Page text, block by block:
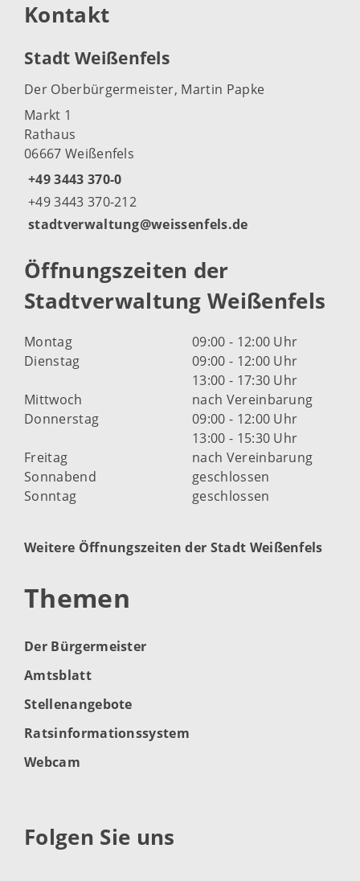
Kontakt
Stadt Weißenfels
Der Oberbürgermeister, Martin Papke
Markt 1
Rathaus
06667 Weißenfels
+49 3443 370-0
+49 3443 370-212
stadtverwaltung@weissenfels.de
Öffnungszeiten der
Stadtverwaltung Weißenfels
Montag
09:00 - 12:00 Uhr
Dienstag
09:00 - 12:00 Uhr
13:00 - 17:30 Uhr
Mittwoch
nach Vereinbarung
Donnerstag
09:00 - 12:00 Uhr
13:00 - 15:30 Uhr
Freitag
nach Vereinbarung
Sonnabend
geschlossen
Sonntag
geschlossen
Weitere Öffnungszeiten der Stadt Weißenfels
Themen
Der Bürgermeister
Amtsblatt
Stellenangebote
Ratsinformationssystem
Webcam
Folgen Sie uns